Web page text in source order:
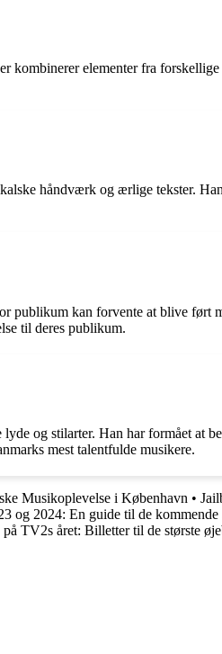
kombinerer elementer fra
håndværk og ærlige tekster.
kan forvente at blive ført
til deres publikum.
og stilarter. Han har formået at
mest talentfulde musikere.
Musikoplevelse i København •
og 2024: En guide til de kommende
TV2s året: Billetter til de største